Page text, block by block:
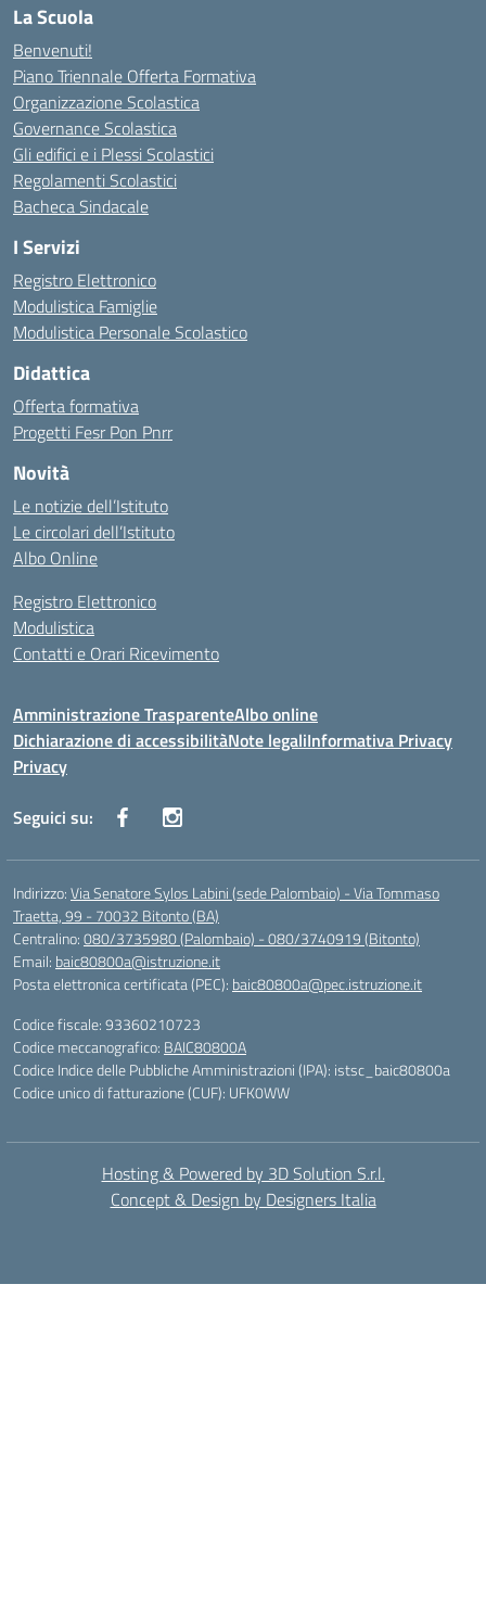
La Scuola
Benvenuti!
Piano Triennale Offerta Formativa
Organizzazione Scolastica
Governance Scolastica
Gli edifici e i Plessi Scolastici
Regolamenti Scolastici
Bacheca Sindacale
I Servizi
Registro Elettronico
Modulistica Famiglie
Modulistica Personale Scolastico
Didattica
Offerta formativa
Progetti Fesr Pon Pnrr
Novità
Le notizie dell’Istituto
Le circolari dell’Istituto
Albo Online
Registro Elettronico
Modulistica
Contatti e Orari Ricevimento
Amministrazione TrasparenteAlbo online
Dichiarazione di accessibilitàNote legaliInformativa Privacy
Privacy
Seguici su:
Indirizzo:Via Senatore Sylos Labini (sede Palombaio) - Via Tommaso
Traetta, 99 - 70032 Bitonto (BA)
Centralino:080/3735980 (Palombaio) - 080/3740919 (Bitonto)
Email: baic80800a@istruzione.it
Posta elettronica certificata (PEC): baic80800a@pec.istruzione.it
Codice fiscale: 93360210723
Codice meccanografico: BAIC80800A
Codice Indice delle Pubbliche Amministrazioni (IPA): istsc_baic80800a
Codice unico di fatturazione (CUF): UFK0WW
Hosting & Powered by 3D Solution S.r.l.
Concept & Design by Designers Italia